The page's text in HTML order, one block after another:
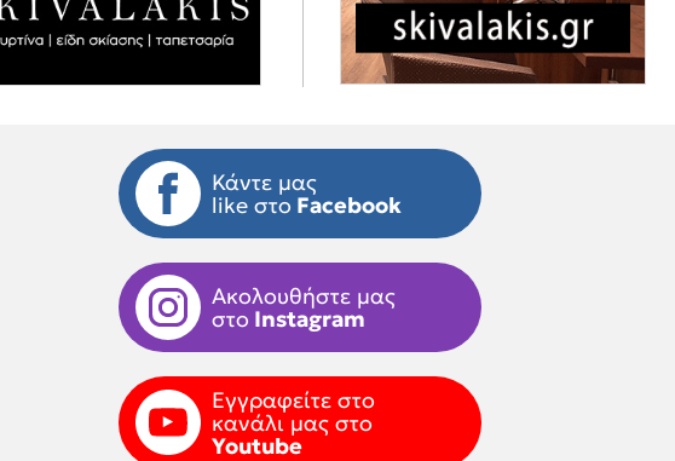
Κάντε μας
like στο Facebook
Ακολουθήστε μας
στο Instagram
Εγγραφείτε στο
κανάλι μας στο
Youtube